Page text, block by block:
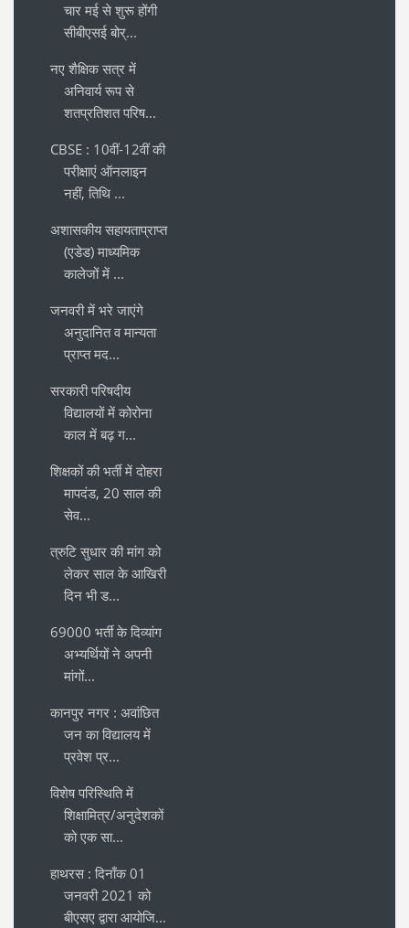
चार मई से शुरू होंगी
सीबीएसई बोर्...
नए शैक्षिक सत्र में
अनिवार्य रूप से
शतप्रतिशत परिष...
CBSE : 10वीं-12वीं की
परीक्षाएं ऑनलाइन
नहीं, तिथि ...
अशासकीय सहायताप्राप्त
(एडेड) माध्यमिक
कालेजों में ...
जनवरी में भरे जाएंगे
अनुदानित व मान्यता
प्राप्त मद...
सरकारी परिषदीय
विद्यालयों में कोरोना
काल में बढ़ ग...
शिक्षकों की भर्ती में दोहरा
मापदंड, 20 साल की
सेव...
त्रुटि सुधार की मांग को
लेकर साल के आखिरी
दिन भी ड...
69000 भर्ती के दिव्यांग
अभ्यर्थियों ने अपनी
मांगों...
कानपुर नगर : अवांछित
जन का विद्यालय में
प्रवेश प्र...
विशेष परिस्थिति में
शिक्षामित्र/अनुदेशकों
को एक सा...
हाथरस : दिनाँक 01
जनवरी 2021 को
बीएसए द्वारा आयोजि...